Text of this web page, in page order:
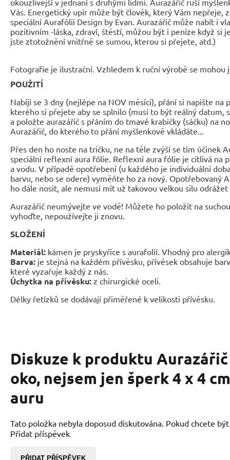
Vás. Energetický upír může být člověk, který Vám nepřeje,
speciální Aurafólii Design by Evan. Aurazářič může nabít i
pozitivním -láska, zdraví, štěstí, můžou být i peníze když si
jste ztotožnění vnitřně se sumou, kterou si přejete, atd.)
Fotografie je ilustrační. Vzhledem k ruční výrobě se
POUŽITÍ
Nabíjí se 3 dny (nejlépe na NOV měsíci), přání si napište na
kterého si přejete aby se splnilo (musí to být reálný datum,
a položte aurazářič s přáním do tmavé krabičky (sáčku) na
Aurazářič, do kterého to přání myšlenkově vkládáte...
Přes den ho noste na tričku, ne na těle zvýší se tím účinek
speciální reflexní aura fólie. Reflexní aura fólie je citlivá na
a vodu. V případě opotřebení (u každého je individuální
barvu, nebo se odere) vyměňte ho za nový. Opotřebovaný
ho dále nosit, ale nemusí mít už takovou velkou silu
Aurazářič neumývejte ve vodě! Můžete ho položit na
vyhoďte, nepoužívejte ji znovu.
SLOŽENÍ
Materiál: kámen je pryskyřice s aurafolií. Vhodný pro
Barva: je stejná na každém přívěsku, přívěsek obsahuje
které vyzařuje každý z nás.
Úchytka na přívěsku: z chirurgické oceli.
Délky řetízků se dodávají přiměřené k velikosti přívěsku.
Diskuze k produktu
oko, nejsem jen šperk 4 x 4
auru
Tato položka nebyla doposud diskutována. Pokud chcete
Přidat příspěvek
PŘIDAT PŘÍSPĚVEK